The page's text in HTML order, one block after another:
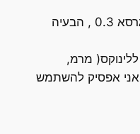
מירנדה 4.0.2 יותר טובה מהגרסא 0.3 , הבעיה
מרמ,
אפסיק להשתמש